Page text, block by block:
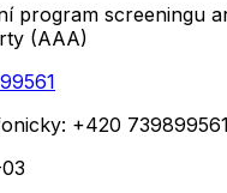
program screeningu
(AAA)
+420 739899561